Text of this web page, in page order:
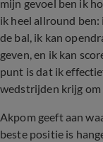
mijn gevoel ben ik
ik heel allround ben:
de bal, ik kan
geven, en ik kan
punt is dat ik
wedstrijden krijg om
Akpom geeft aan
beste positie is